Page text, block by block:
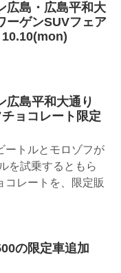
広島・広島平和大
ゲンSUVフェア
広島平和大通り
ョコレート限定
ートルとモロゾフが
を試乗するともら
コレートを、限定販
の限定車追加